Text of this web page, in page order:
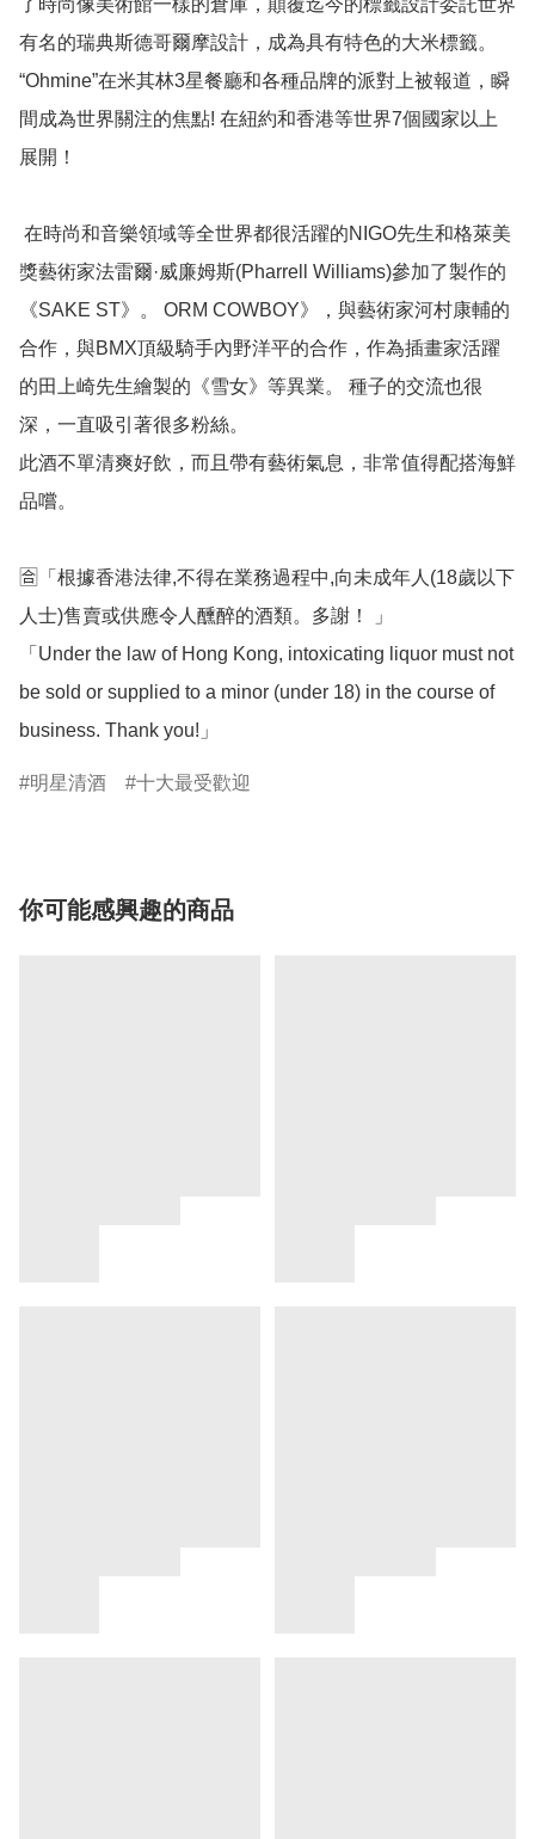
有名的瑞典斯德哥爾摩設計，成為具有特色的大米標籤。
“Ohmine”在米其林3星餐廳和各種品牌的派對上被報道，瞬
間成為世界關注的焦點! 在紐約和香港等世界7個國家以上
展開！
獎藝術家法雷爾·威廉姆斯(Pharrell Williams)參加了製作的
《SAKE ST》。 ORM COWBOY》，與藝術家河村康輔的
合作，與BMX頂級騎手內野洋平的合作，作為插畫家活躍
的田上崎先生繪製的《雪女》等異業。 種子的交流也很
深，一直吸引著很多粉絲。
此酒不單清爽好飲，而且帶有藝術氣息，非常值得配搭海鮮
品嚐。
🈴「根據香港法律,不得在業務過程中,向未成年人(18歲以下
人士)售賣或供應令人醺醉的酒類。多謝！ 」
「Under the law of Hong Kong, intoxicating liquor must not
be sold or supplied to a minor (under 18) in the course of
business. Thank you!」
明星清酒 十大最受歡迎
你可能感興趣的商品